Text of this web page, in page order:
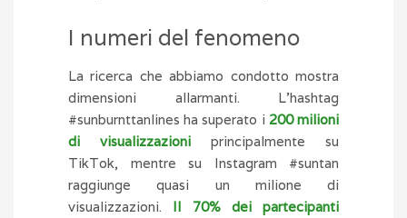
I numeri del fenomeno
La ricerca che abbiamo condotto mostra
dimensioni allarmanti. L’hashtag
#sunburnttanlines ha superato i 200 milioni
di visualizzazioni principalmente su
TikTok, mentre su Instagram #suntan
raggiunge quasi un milione di
visualizzazioni. Il 70% dei partecipanti